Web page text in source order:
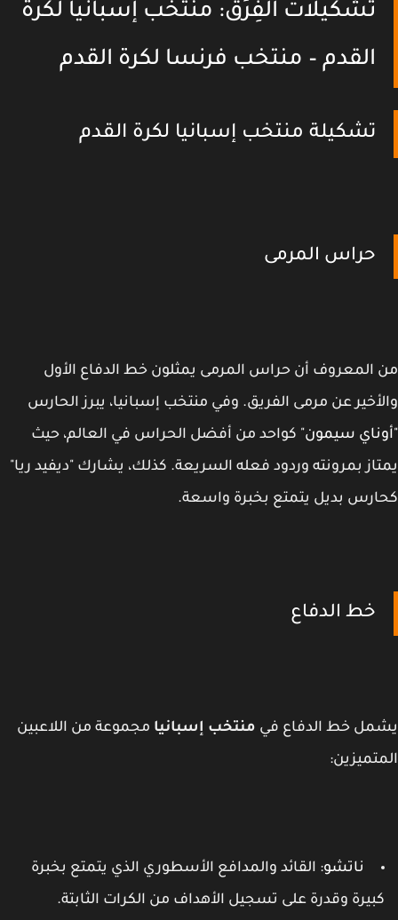
تشكيلات الفِرَق: منتخب إسبانيا لكرة
القدم – منتخب فرنسا لكرة القدم
تشكيلة منتخب إسبانيا لكرة القدم
حراس المرمى
المعروف أن حراس المرمى يمثلون خط الدفاع الأول
عن مرمى الفريق. وفي منتخب إسبانيا، يبرز الحارس
سيمون" كواحد من أفضل الحراس في العالم، حيث
بمرونته وردود فعله السريعة. كذلك، يشارك "ديفيد ريا"
بديل يتمتع بخبرة واسعة.
خط الدفاع
خط الدفاع فيمنتخب إسبانيامجموعة من اللاعبين
ناتشو: القائد والمدافع الأسطوري الذي يتمتع بخبرة
وقدرة على تسجيل الأهداف من الكرات الثابتة.